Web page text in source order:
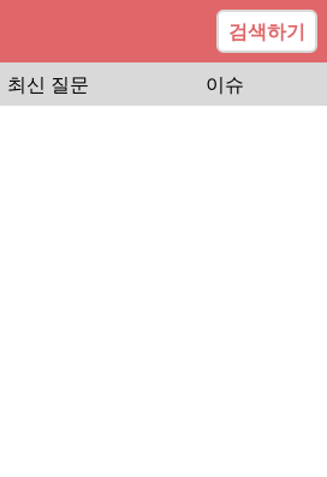
검색하기
최신 질문 이슈